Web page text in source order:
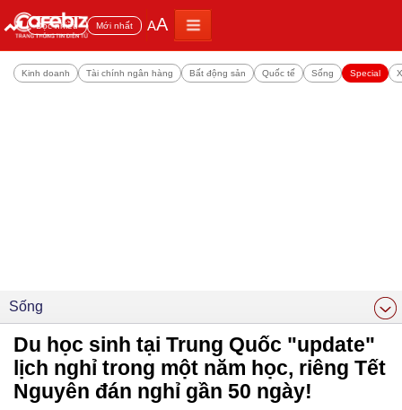
Đọc nhiều Mới nhất AA
Kinh doanh Tài chính ngân hàng Bất động sản Quốc tế Sống Special
Sống
Du học sinh tại Trung Quốc "update"
lịch nghỉ trong một năm học, riêng Tết
Nguyên đán nghỉ gần 50 ngày!